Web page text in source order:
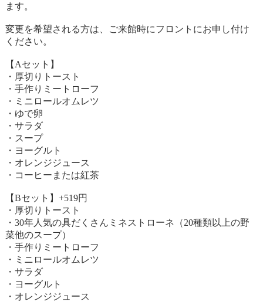
ます。
変更を希望される方は、ご来館時にフロントにお申し付け
ください。
【Aセット】
・厚切りトースト
・手作りミートローフ
・ミニロールオムレツ
・ゆで卵
・サラダ
・スープ
・ヨーグルト
・オレンジジュース
・コーヒーまたは紅茶
【Bセット】+519円
・厚切りトースト
・30年人気の具だくさんミネストローネ（20種類以上の野
菜他のスープ）
・手作りミートローフ
・ミニロールオムレツ
・サラダ
・ヨーグルト
・オレンジジュース